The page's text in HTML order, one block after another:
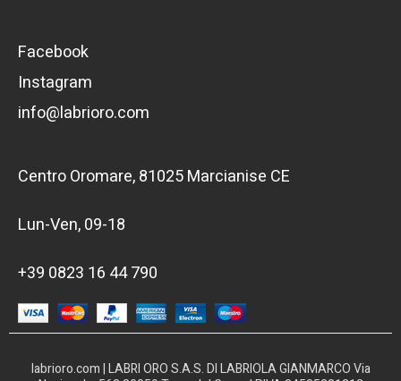
Facebook
Instagram
info@labrioro.com
Centro Oromare, 81025 Marcianise CE
Lun-Ven, 09-18
+39 0823 16 44 790
labrioro.com | LABRI ORO S.A.S. DI LABRIOLA GIANMARCO Via